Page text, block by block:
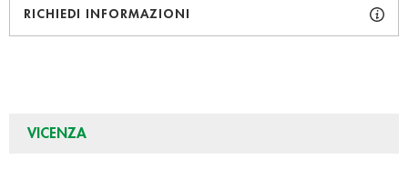
RICHIEDI INFORMAZIONI
VICENZA